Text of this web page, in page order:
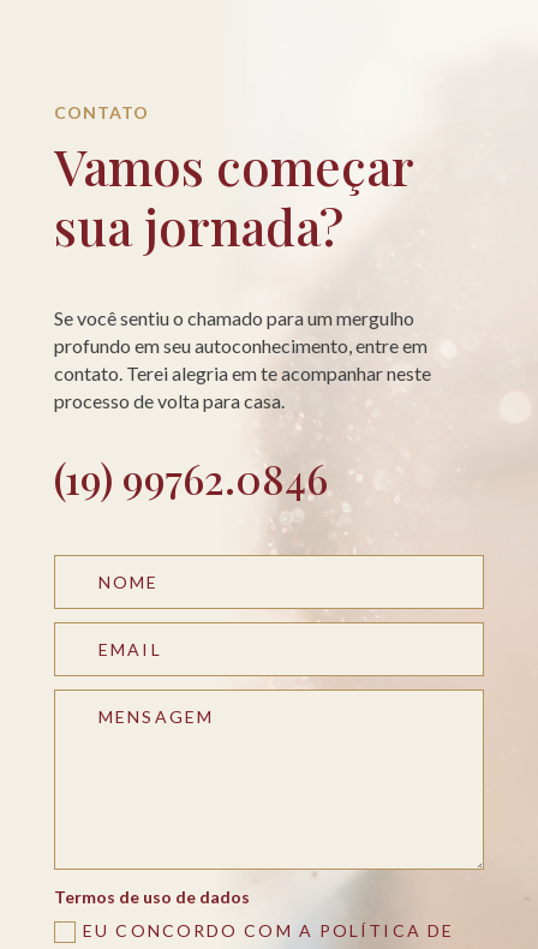
CONTATO
Vamos começar
sua jornada?
Se você sentiu o chamado para um mergulho
profundo em seu autoconhecimento, entre em
contato. Terei alegria em te acompanhar neste
processo de volta para casa.
(19) 99762.0846
Termos de uso de dados
EU CONCORDO COM A POLÍTICA DE